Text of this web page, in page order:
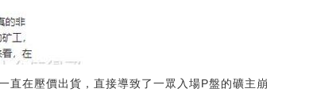
直在壓價出貨，直接導致了一眾入場P盤的礦主崩